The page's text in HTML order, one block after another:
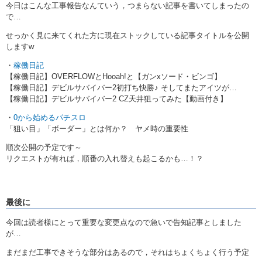
今日はこんな工事報告なんていう，つまらない記事を書いてしまったの
で…
せっかく見に来てくれた方に現在ストックしている記事タイトルを公開
しますw
・ 稼働日記
【稼働日記】OVERFLOWとHooah!と【ガンxソード・ビンゴ】
【稼働日記】デビルサバイバー2初打ち快勝♪ そしてまたアイツが…
【稼働日記】デビルサバイバー2 CZ天井狙ってみた【動画付き】
・ 0から始めるパチスロ
「狙い目」「ボーダー」とは何か？ ヤメ時の重要性
順次公開の予定です～
リクエストが有れば，順番の入れ替えも起こるかも…！？
最後に
今回は読者様にとって重要な変更点なので急いで告知記事としました
が…
まだまだ工事できそうな部分はあるので，それはちょくちょく行う予定